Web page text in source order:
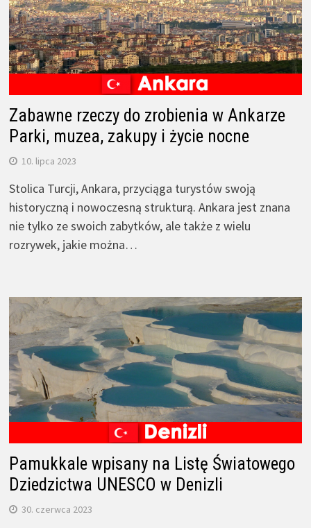
Zabawne rzeczy do zrobienia w Ankarze
Parki, muzea, zakupy i życie nocne
10. lipca 2023
Stolica Turcji, Ankara, przyciąga turystów swoją
historyczną i nowoczesną strukturą. Ankara jest znana
nie tylko ze swoich zabytków, ale także z wielu
rozrywek, jakie można…
Pamukkale wpisany na Listę Światowego
Dziedzictwa UNESCO w Denizli
30. czerwca 2023